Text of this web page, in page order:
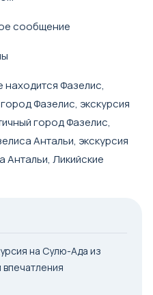
сообщение
находится Фазелис,
Фазелис, экскурсия
город Фазелис,
Антальи, экскурсия
Антальи, Ликийские
на Сулю-Ада из